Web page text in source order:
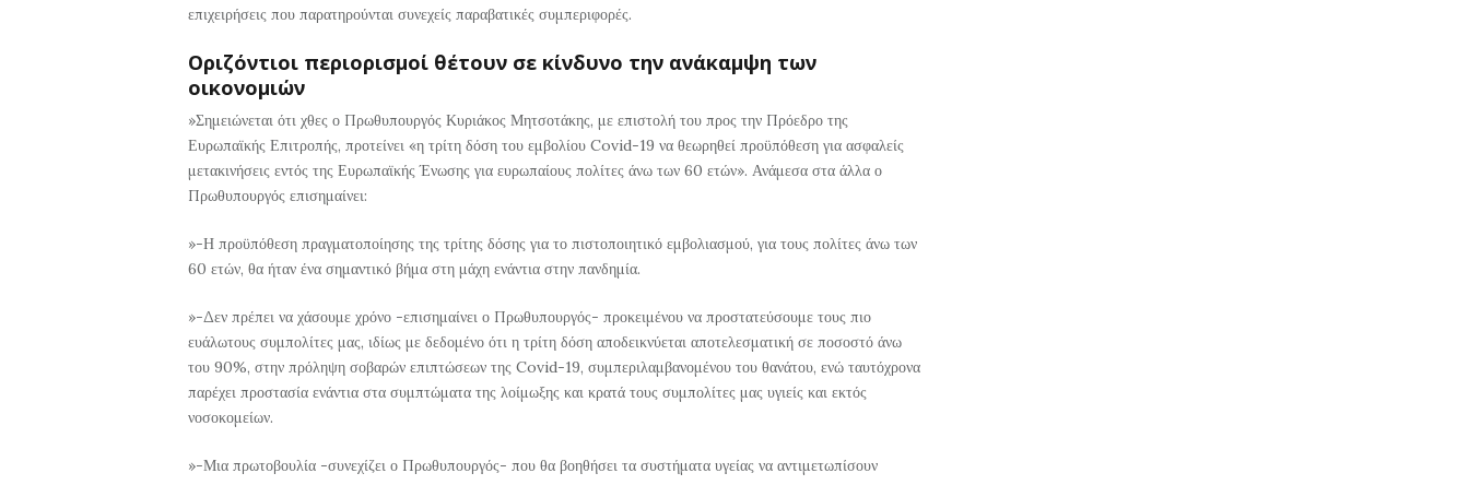
επιχειρήσεις που παρατηρούνται συνεχείς παραβατικές συμπεριφορές.
Οριζόντιοι περιορισμοί θέτουν σε κίνδυνο την ανάκαμψη των
οικονομιών
»Σημειώνεται ότι χθες ο Πρωθυπουργός Κυριάκος Μητσοτάκης, με επιστολή του προς την Πρόεδρο της
Ευρωπαϊκής Επιτροπής, προτείνει «η τρίτη δόση του εμβολίου Covid-19 να θεωρηθεί προϋπόθεση για ασφαλείς
μετακινήσεις εντός της Ευρωπαϊκής Ένωσης για ευρωπαίους πολίτες άνω των 60 ετών». Ανάμεσα στα άλλα ο
Πρωθυπουργός επισημαίνει:
»-Η προϋπόθεση πραγματοποίησης της τρίτης δόσης για το πιστοποιητικό εμβολιασμού, για τους πολίτες άνω των
60 ετών, θα ήταν ένα σημαντικό βήμα στη μάχη ενάντια στην πανδημία.
»-Δεν πρέπει να χάσουμε χρόνο -επισημαίνει ο Πρωθυπουργός- προκειμένου να προστατεύσουμε τους πιο
ευάλωτους συμπολίτες μας, ιδίως με δεδομένο ότι η τρίτη δόση αποδεικνύεται αποτελεσματική σε ποσοστό άνω
του 90%, στην πρόληψη σοβαρών επιπτώσεων της Covid-19, συμπεριλαμβανομένου του θανάτου, ενώ ταυτόχρονα
παρέχει προστασία ενάντια στα συμπτώματα της λοίμωξης και κρατά τους συμπολίτες μας υγιείς και εκτός
νοσοκομείων.
»-Μια πρωτοβουλία -συνεχίζει ο Πρωθυπουργός- που θα βοηθήσει τα συστήματα υγείας να αντιμετωπίσουν